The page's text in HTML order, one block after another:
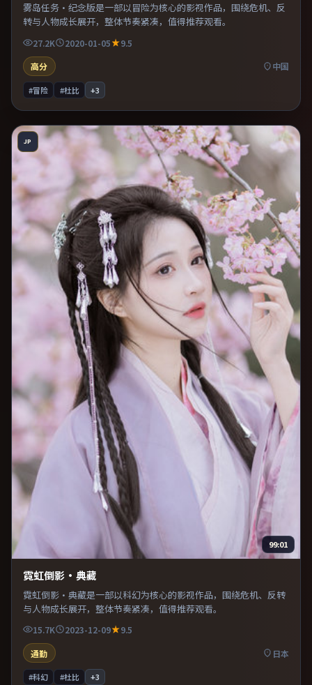
雾岛任务·纪念版是一部以冒险为核心的影视作品，围绕危机、反
转与人物成长展开，整体节奏紧凑，值得推荐观看。
27.2K 2020-01-05
9.5
高分
中国
#冒险 #杜比 +3
JP
99:01
霓虹倒影·典藏
霓虹倒影·典藏是一部以科幻为核心的影视作品，围绕危机、反转
与人物成长展开，整体节奏紧凑，值得推荐观看。
15.7K 2023-12-09
9.5
通勤
日本
#科幻 #杜比 +3